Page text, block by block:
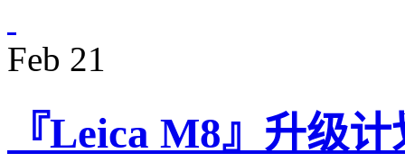
Feb 21
『Leica M8』升级